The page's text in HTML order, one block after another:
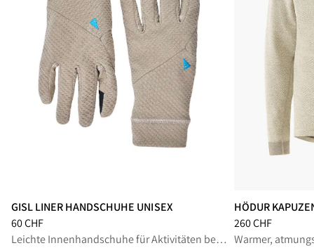
GISL LINER HANDSCHUHE UNISEX
Preis:60 CHF, reduziert von 60 CHF
60 CHF
Leichte Innenhandschuhe für Aktivitäten bei kaltem Wetter
HÖDUR
Preis:260 CHF,
260 CHF